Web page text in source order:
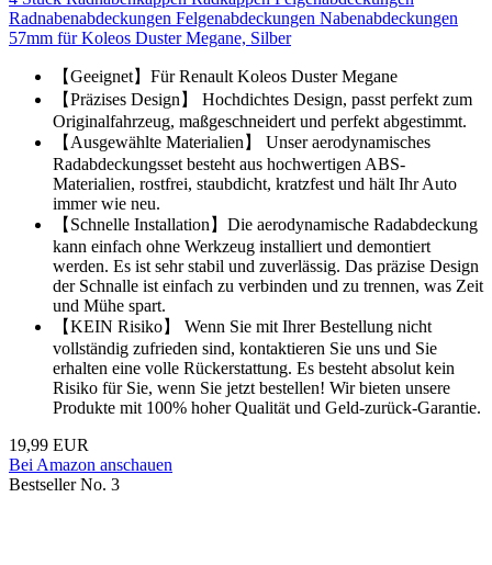
Radnabenabdeckungen Felgenabdeckungen Nabenabdeckungen
57mm für Koleos Duster Megane, Silber
【Geeignet】Für Renault Koleos Duster Megane
【Präzises Design】 Hochdichtes Design, passt perfekt zum
Originalfahrzeug, maßgeschneidert und perfekt abgestimmt.
【Ausgewählte Materialien】 Unser aerodynamisches
Radabdeckungsset besteht aus hochwertigen ABS-
Materialien, rostfrei, staubdicht, kratzfest und hält Ihr Auto
immer wie neu.
【Schnelle Installation】Die aerodynamische Radabdeckung
kann einfach ohne Werkzeug installiert und demontiert
werden. Es ist sehr stabil und zuverlässig. Das präzise Design
der Schnalle ist einfach zu verbinden und zu trennen, was Zeit
und Mühe spart.
【KEIN Risiko】 Wenn Sie mit Ihrer Bestellung nicht
vollständig zufrieden sind, kontaktieren Sie uns und Sie
erhalten eine volle Rückerstattung. Es besteht absolut kein
Risiko für Sie, wenn Sie jetzt bestellen! Wir bieten unsere
Produkte mit 100% hoher Qualität und Geld-zurück-Garantie.
19,99 EUR
Bei Amazon anschauen
Bestseller No. 3